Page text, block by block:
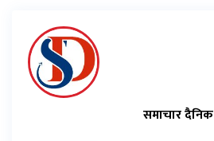
समाचार दैनिक